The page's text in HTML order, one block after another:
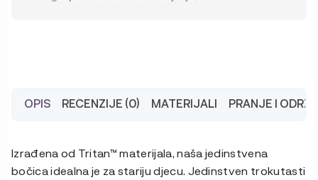
OPIS RECENZIJE (0) MATERIJALI PRANJE I
Izrađena od Tritan™ materijala, naša jedinstvena
bočica idealna je za stariju djecu. Jedinstven trokutasti